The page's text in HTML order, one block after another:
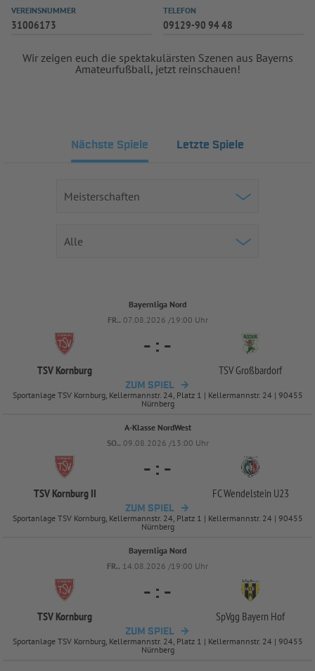
VEREINSNUMMER
31006173
TELEFON
09129-90 94 48
Wir zeigen euch die spektakulärsten Szenen aus Bayerns
Amateurfußball, jetzt reinschauen!
Nächste Spiele Letzte Spiele
Bayernliga Nord
FR.. 07.08.2026 /19:00 Uhr
TSV Kornburg
- : -
TSV Großbardorf
ZUM SPIEL
Sportanlage TSV Kornburg, Kellermannstr. 24, Platz 1 | Kellermannstr. 24 | 90455
Nürnberg
A-Klasse NordWest
SO.. 09.08.2026 /13:00 Uhr
TSV Kornburg II
- : -
FC Wendelstein U23
ZUM SPIEL
Sportanlage TSV Kornburg, Kellermannstr. 24, Platz 1 | Kellermannstr. 24 | 90455
Nürnberg
Bayernliga Nord
FR.. 14.08.2026 /19:00 Uhr
TSV Kornburg
- : -
SpVgg Bayern Hof
ZUM SPIEL
Sportanlage TSV Kornburg, Kellermannstr. 24, Platz 1 | Kellermannstr. 24 | 90455
Nürnberg